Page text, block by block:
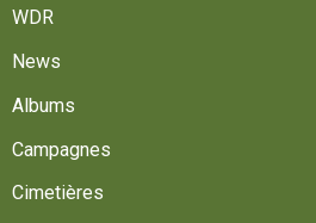
WDR
News
Albums
Campagnes
Cimetières